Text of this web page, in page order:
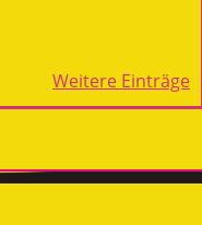
Weitere Einträge